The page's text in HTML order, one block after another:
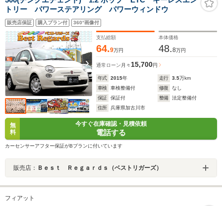
トリー パワーステアリング パワーウィンドウ
販売店保証 購入プラン付 360°画像付
支払総額
64.9万円
本体価格
48.8万円
通常ローン 月々15,700円
年式 2015年 走行 3.5万km
車検
車検整備付 修復
なし
保証
保証付 整備
法定整備付
住所
兵庫県加古川市
無
料
今すぐ在庫確認・見積依頼
電話する
カーセンサーアフター保証がBプランに付いています
販売店： Ｂｅｓｔ Ｒｅｇａｒｄｓ（ベストリガーズ）
フィアット